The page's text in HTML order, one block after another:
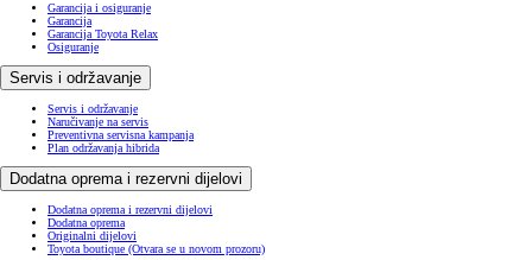
Garancija i osiguranje
Garancija
Garancija Toyota Relax
Osiguranje
Servis i održavanje
Servis i održavanje
Naručivanje na servis
Preventivna servisna kampanja
Plan održavanja hibrida
Dodatna oprema i rezervni dijelovi
Dodatna oprema i rezervni dijelovi
Dodatna oprema
Originalni dijelovi
Toyota boutique (Otvara se u novom prozoru)